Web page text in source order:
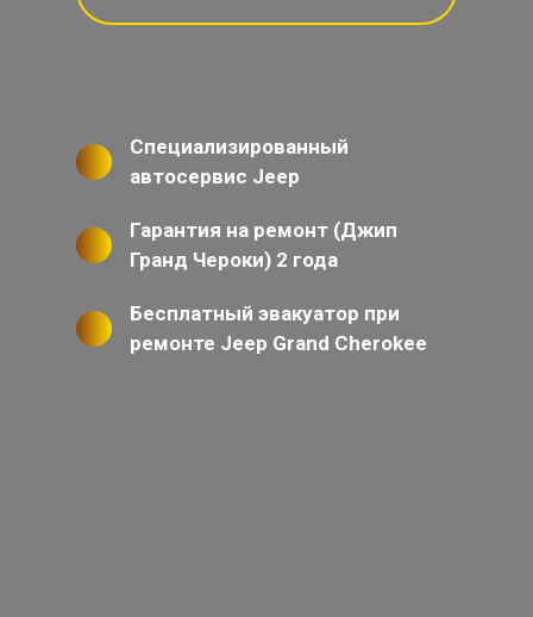
Специализированный
автосервис Jeep
Гарантия на ремонт (Джип
Гранд Чероки) 2 года
Бесплатный эвакуатор при
ремонте Jeep Grand Cherokee